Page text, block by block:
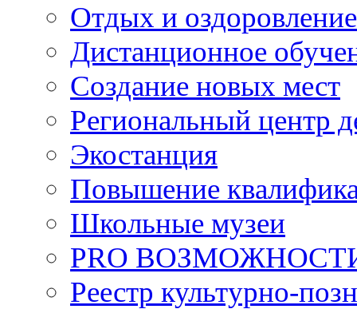
Отдых и
Дистанционное
Создание новых мест
Региональный центр
Экостанция
Повышение
Школьные музеи
PRO
Реестр культурно-